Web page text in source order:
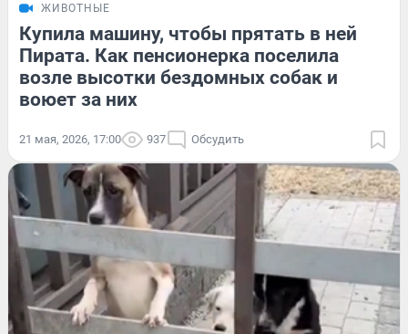
ЖИВОТНЫЕ
Купила машину, чтобы прятать в ней
Пирата. Как пенсионерка поселила
возле высотки бездомных собак и
воюет за них
21 мая, 2026, 17:00 937 Обсудить